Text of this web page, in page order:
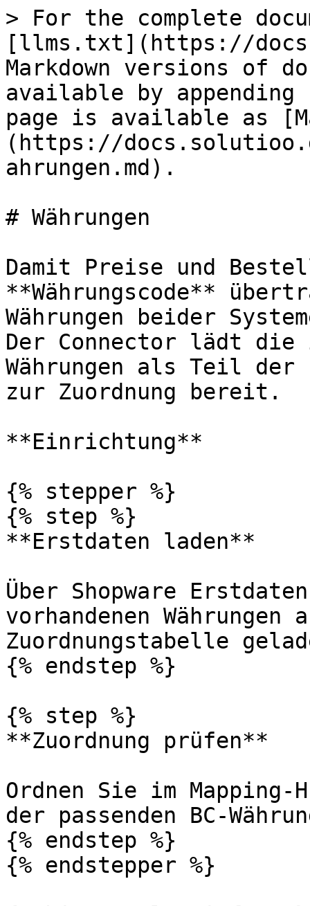
> For the complete
[llms.txt](https://
Markdown versions of
available by
page is available as
(https://
ahrungen.md).
# Währungen
Damit Preise und
**Währungscode**
Währungen beider
Der Connector lädt die
Währungen als Teil
zur Zuordnung bereit.
**Einrichtung**
{% stepper %}
{% step %}
**Erstdaten laden**
Über Shopware
vorhandenen
Zuordnungstabelle
{% endstep %}
{% step %}
**Zuordnung prüfen**
Ordnen Sie im Mapping-
der passenden BC-
{% endstep %}
{% endstepper %}